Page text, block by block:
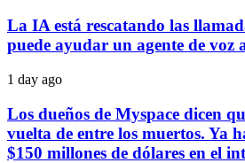
La IA está rescatando las
puede ayudar un agente de voz
1 day ago
Los dueños de Myspace dicen
vuelta de entre los muertos. Ya
$150 millones de dólares en el